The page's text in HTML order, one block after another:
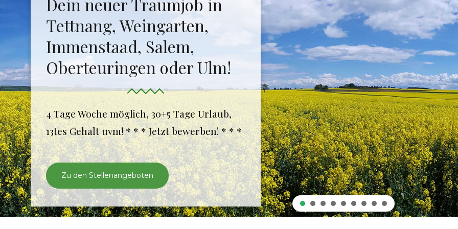
Karriere
Ausstellung
Team
Karriere Karriere
Team
Karriere
Team
Karriere
Tettnang, Weingarten,
Immenstaad, Salem,
Oberteuringen oder Ulm!
4 Tage Woche möglich, 30+5 Tage Urlaub,
13tes Gehalt uvm! * * * Jetzt bewerben! * **
Zu den Stellenangeboten